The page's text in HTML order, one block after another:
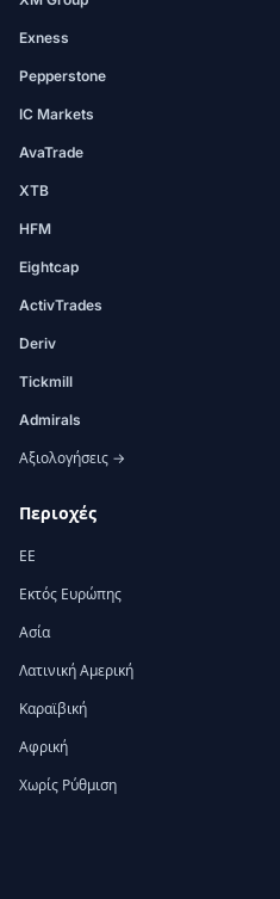
Exness
Pepperstone
IC Markets
AvaTrade
XTB
HFM
Eightcap
ActivTrades
Deriv
Tickmill
Admirals
Αξιολογήσεις →
Περιοχές
ΕΕ
Εκτός Ευρώπης
Ασία
Λατινική Αμερική
Καραϊβική
Αφρική
Χωρίς Ρύθμιση